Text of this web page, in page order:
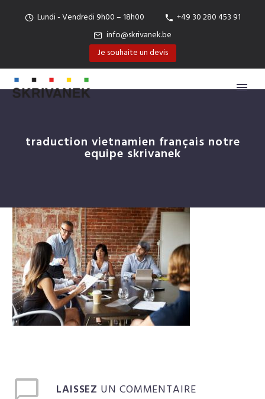
Lundi - Vendredi 9h00 – 18h00
+49 30 280 453 91
info@skrivanek.be
Je souhaite un devis
Français
traduction vietnamien français notre
equipe skrivanek
LAISSEZ UN COMMENTAIRE